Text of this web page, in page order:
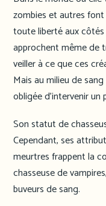
zombies et autres
toute liberté aux côtés
approchent même de
veiller à ce que ces
Mais au milieu de
obligée d’intervenir
Son statut de
Cependant, ses
meurtres frappent la
chasseuse de
buveurs de sang.